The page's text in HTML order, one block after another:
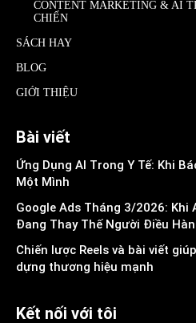
CONTENT MARKETING & AI
CHIẾN
SÁCH HAY
BLOG
GIỚI THIỆU
Bài viết
Ứng Dụng AI Trong Y Tế: Khi
Một Mình
Google Ads Tháng 3/2026: Khi
Đang Thay Thế Người Điều
Chiến lược Reels và bài viết
dựng thương hiệu mạnh
Kết nối với tôi